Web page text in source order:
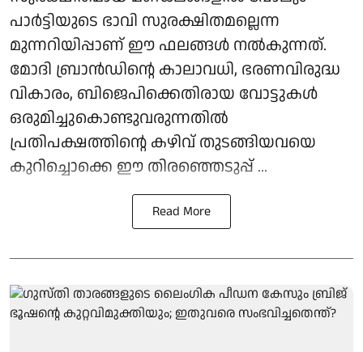
പാര്‍ട്ടിയുടെ ഭാവി സുരക്ഷിതമല്ലെന്ന
മുന്നറിയിപ്പാണ് ഈ ഫലങ്ങള്‍ നല്‍കുന്നത്.
മോദി ബ്രാന്‍ഡിന്റെ കാലാവധി, ഭരണവിരുദ്ധ
വികാരം, ബിജെപിക്കെതിരായ വോട്ടുകള്‍
ഒരുമിച്ചുകൊണ്ടുവരുന്നതില്‍
പ്രതിപക്ഷത്തിന്റെ കഴിവ് തുടങ്ങിയവയെ
കുറിച്ചൊക്കെ ഈ തിരഞ്ഞെടുപ്പ് ...
Read More